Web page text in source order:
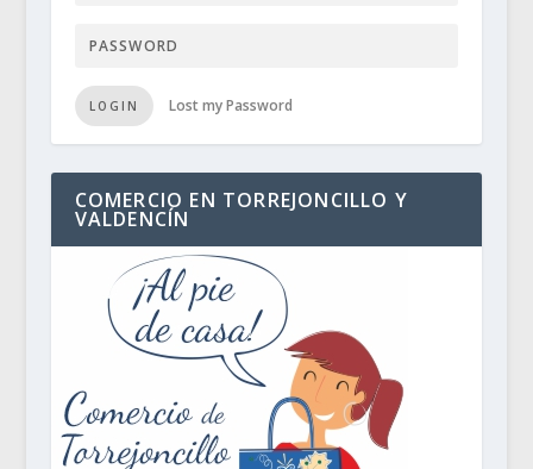
LOGIN Lost my Password
COMERCIO EN TORREJONCILLO Y
VALDENCÍN